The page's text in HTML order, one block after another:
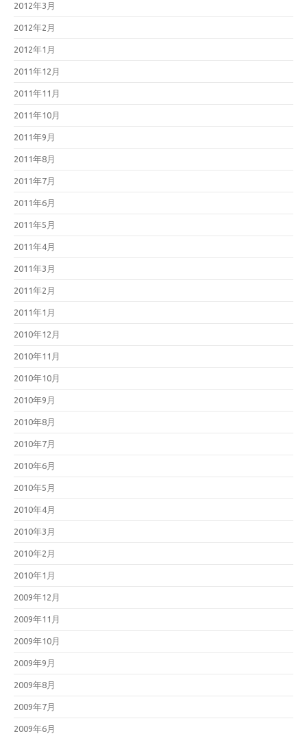
2012年3月
2012年2月
2012年1月
2011年12月
2011年11月
2011年10月
2011年9月
2011年8月
2011年7月
2011年6月
2011年5月
2011年4月
2011年3月
2011年2月
2011年1月
2010年12月
2010年11月
2010年10月
2010年9月
2010年8月
2010年7月
2010年6月
2010年5月
2010年4月
2010年3月
2010年2月
2010年1月
2009年12月
2009年11月
2009年10月
2009年9月
2009年8月
2009年7月
2009年6月